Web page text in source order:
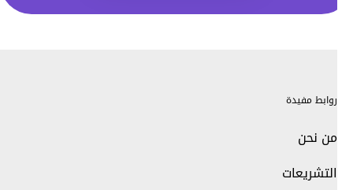
روابط مفيدة
من نحن
التشريعات